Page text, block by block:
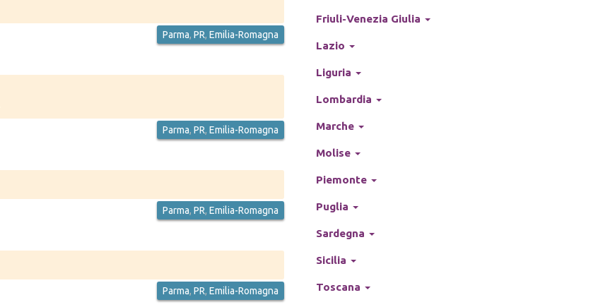
Parma, PR, Emilia-Romagna
Parma, PR, Emilia-Romagna
Parma, PR, Emilia-Romagna
Parma, PR, Emilia-Romagna
Friuli-Venezia Giulia
Lazio
Liguria
Lombardia
Marche
Molise
Piemonte
Puglia
Sardegna
Sicilia
Toscana